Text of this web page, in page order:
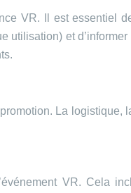
VR. Il est essentiel
et
La
VR. Cela